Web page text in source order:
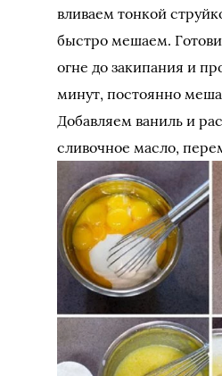
вливаем тонкой
быстро мешаем.
огне до закипания и
минут, постоянно
Добавляем ваниль и
сливочное масло,